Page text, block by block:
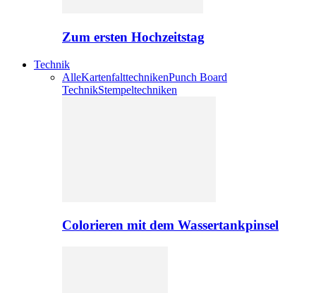
Zum ersten Hochzeitstag
Technik
AlleKartenfalttechnikenPunch Board
TechnikStempeltechniken
Colorieren mit dem Wassertankpinsel